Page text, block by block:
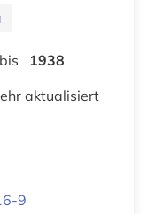
bis
1938
aktualisiert
9